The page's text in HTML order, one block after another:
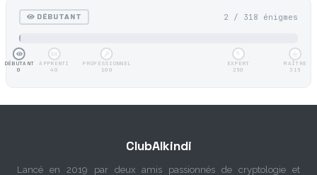
DÉBUTANT 2 / 318 énigmes
DÉBUTANT
0
APPRENTI
40
PROFESSIONNEL
100
EXPERT
250
MAÎTRE
315
ClubAlkindi
Lancé en 2019 par deux amis passionnés de cryptologie et